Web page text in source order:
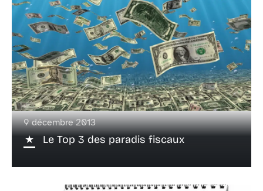
9 décembre 2013
Le Top 3 des paradis fiscaux